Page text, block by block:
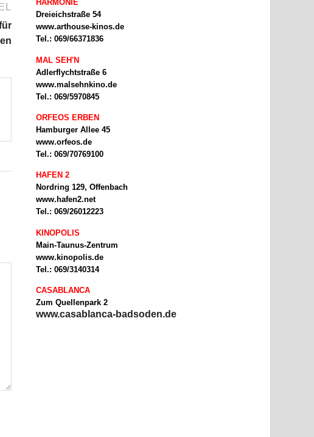
HARMONIE
Dreieichstraße 54
www.arthouse-kinos.de
Tel.: 069/66371836
MAL SEH'N
Adlerflychtstraße 6
www.malsehnkino.de
Tel.: 069/5970845
ORFEOS ERBEN
Hamburger Allee 45
www.orfeos.de
Tel.: 069/70769100
HAFEN 2
Nordring 129, Offenbach
www.hafen2.net
Tel.: 069/26012223
KINOPOLIS
Main-Taunus-Zentrum
www.kinopolis.de
Tel.: 069/3140314
CASABLANCA
Zum Quellenpark 2
www.casablanca-badsoden.de